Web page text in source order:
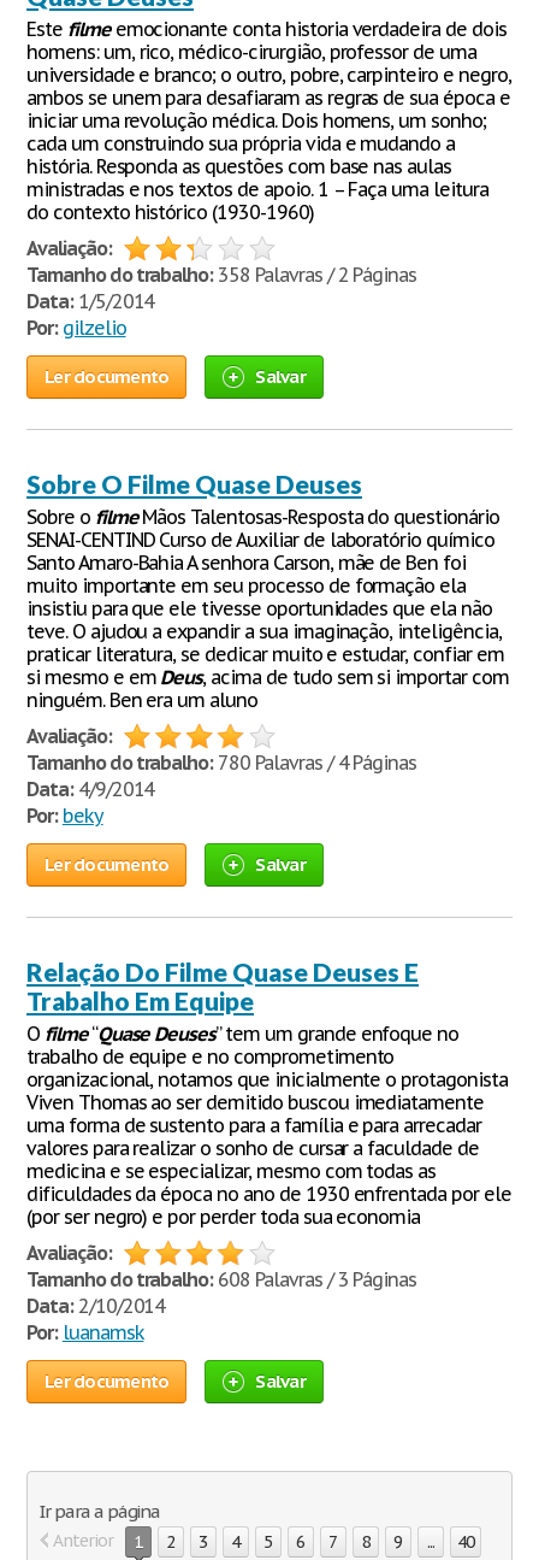
Este filmeemocionante conta historia verdadeira de dois
homens: um, rico, médico-cirurgião, professor de uma
universidade e branco; o outro, pobre, carpinteiro e negro,
ambos se unem para desafiaram as regras de sua época e
iniciar uma revolução médica. Dois homens, um sonho;
cada um construindo sua própria vida e mudando a
história. Responda as questões com base nas aulas
ministradas e nos textos de apoio. 1 – Faça uma leitura
do contexto histórico (1930-1960)
Avaliação:
Tamanho do trabalho:358 Palavras / 2 Páginas
Data:1/5/2014
Por: gilzelio
Ler documento Salvar
Sobre O Filme Quase Deuses
Sobre o filmeMãos Talentosas-Resposta do questionário
SENAI-CENTIND Curso de Auxiliar de laboratório químico
Santo Amaro-Bahia A senhora Carson, mãe de Ben foi
muito importante em seu processo de formação ela
insistiu para que ele tivesse oportunidades que ela não
teve. O ajudou a expandir a sua imaginação, inteligência,
praticar literatura, se dedicar muito e estudar, confiar em
si mesmo e em Deus, acima de tudo sem si importar com
ninguém. Ben era um aluno
Avaliação:
Tamanho do trabalho:780 Palavras / 4 Páginas
Data:4/9/2014
Por: beky
Ler documento Salvar
Relação Do Filme Quase Deuses E
Trabalho Em Equipe
O filme“Quase Deuses” tem um grande enfoque no
trabalho de equipe e no comprometimento
organizacional, notamos que inicialmente o protagonista
Viven Thomas ao ser demitido buscou imediatamente
uma forma de sustento para a família e para arrecadar
valores para realizar o sonho de cursar a faculdade de
medicina e se especializar, mesmo com todas as
dificuldades da época no ano de 1930 enfrentada por ele
(por ser negro) e por perder toda sua economia
Avaliação:
Tamanho do trabalho:608 Palavras / 3 Páginas
Data:2/10/2014
Por: luanamsk
Ler documento Salvar
Ir para a página
Anterior 1 2 3 4 5 6 7 8 9 ... 40